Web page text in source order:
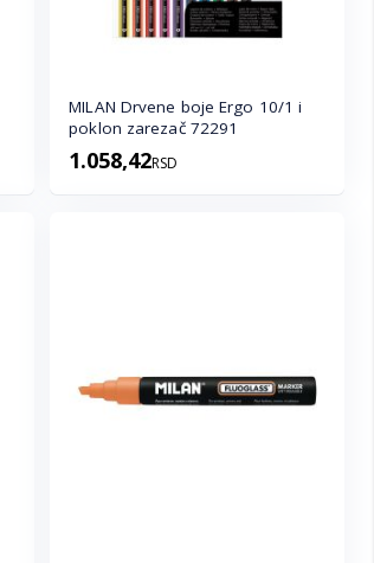
MILAN Drvene boje Ergo 10/1 i
poklon zarezač 72291
1.058,42RSD